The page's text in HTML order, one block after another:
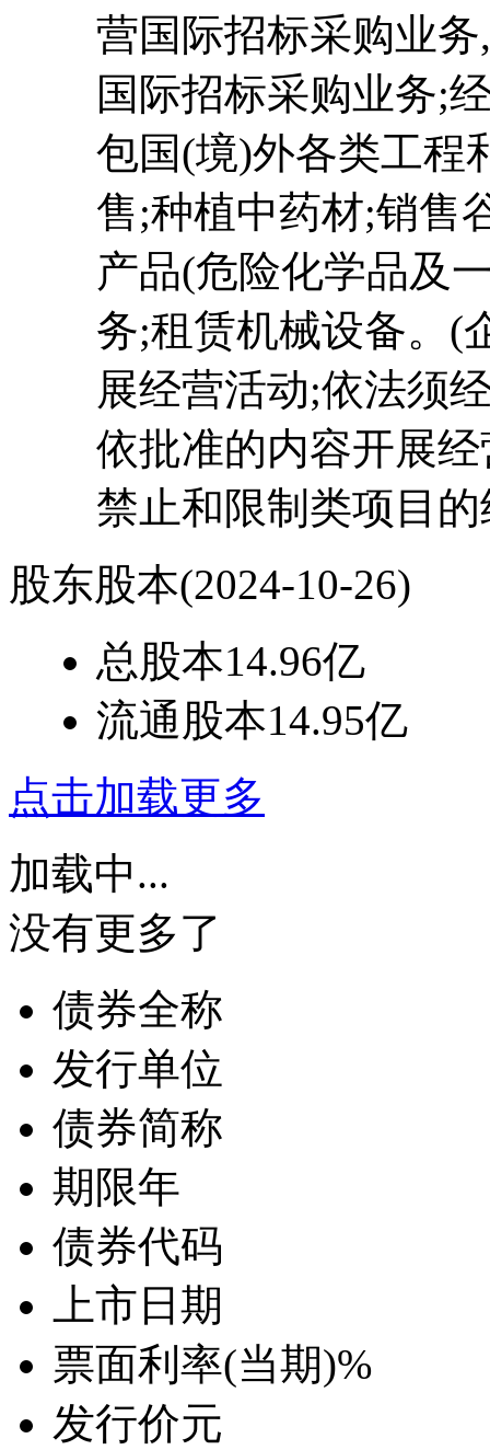
营国际招标采购业
国际招标采购业务;
包国(境)外各类工程
售;种植中药材;销售
产品(危险化学品及
务;租赁机械设备。(
展经营活动;依法须
依批准的内容开展
禁止和限制类项目
股东股本(2024-10-26)
总股本14.96亿
流通股本14.95亿
点击加载更多
加载中...
没有更多了
债券全称
发行单位
债券简称
期限年
债券代码
上市日期
票面利率(当期)%
发行价元